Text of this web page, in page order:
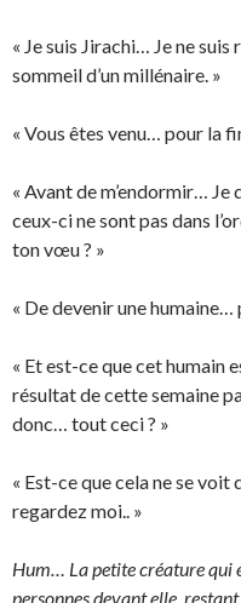
« Je suis Jirachi… Je ne suis
sommeil d’un millénaire. »
« Vous êtes venu… pour la
« Avant de m’endormir…
ceux-ci ne sont pas dans
ton vœu ? »
« De devenir une
« Et est-ce que cet humain
résultat de cette semaine
donc… tout ceci ? »
« Est-ce que cela ne se
regardez moi.. »
Hum… La petite créature qui
personnes devant elle,